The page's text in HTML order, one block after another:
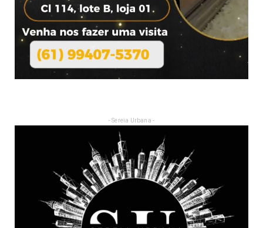
- Sereia Urbana -